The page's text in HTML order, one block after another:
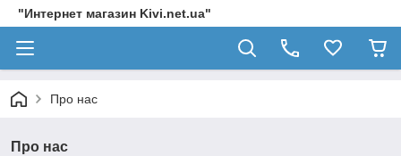
"Интернет магазин Kivi.net.ua"
Про нас
Про нас